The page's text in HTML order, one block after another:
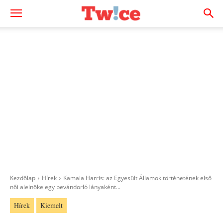
Kezdőlap Hírek
Kamala Harris: az Egyesült Államok történetének első
női alelnöke egy bevándorló lányaként...
Hírek Kiemelt